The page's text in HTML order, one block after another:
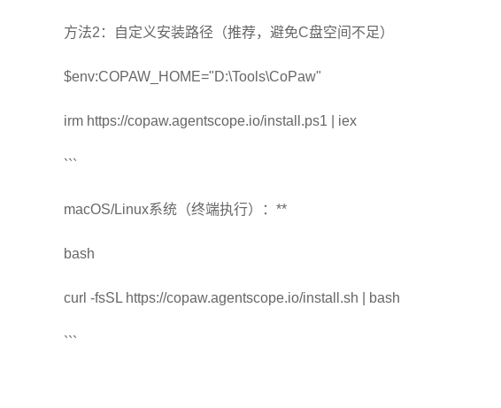
方法2：自定义安装路径（推荐，避免C盘空间不足）
$env:COPAW_HOME="D:\Tools\CoPaw"
irm https://copaw.agentscope.io/install.ps1 | iex
```
macOS/Linux系统（终端执行）：**
bash
curl -fsSL https://copaw.agentscope.io/install.sh | bash
```